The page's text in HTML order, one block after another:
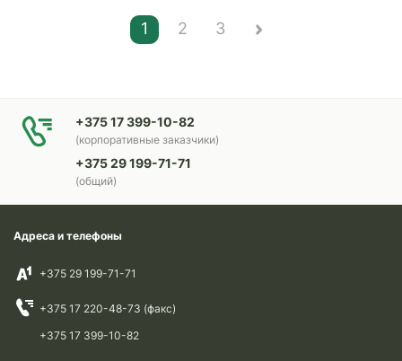
1 2 3
+375 17 399-10-82
(корпоративные заказчики)
+375 29 199-71-71
(общий)
Адреса и телефоны
+375 29 199-71-71
+375 17 220-48-73 (факс)
+375 17 399-10-82